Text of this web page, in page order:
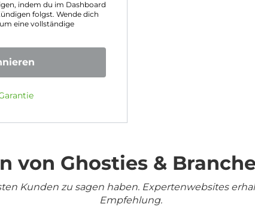
indem du im Dashboard
folgst. Wende dich
eine vollständige
von Ghosties &
Kunden zu sagen haben. Expertenwebsites
Empfehlung.